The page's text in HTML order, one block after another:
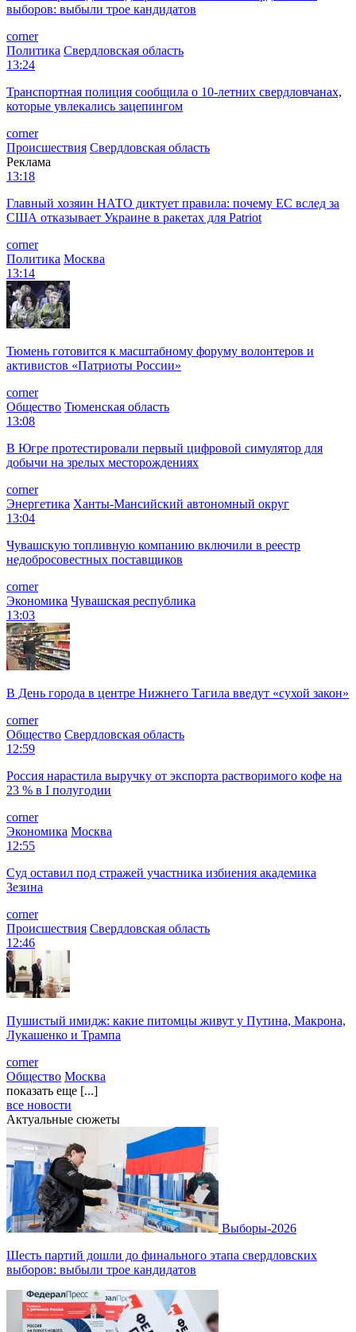
выборов: выбыли трое кандидатов
corner
Политика Свердловская область
13:24
Транспортная полиция сообщила о 10-летних свердловчанах,
которые увлекались зацепингом
corner
Происшествия Свердловская область
Реклама
13:18
Главный хозяин НАТО диктует правила: почему ЕС вслед за
США отказывает Украине в ракетах для Patriot
corner
Политика Москва
13:14
Тюмень готовится к масштабному форуму волонтеров и
активистов «Патриоты России»
corner
Общество Тюменская область
13:08
В Югре протестировали первый цифровой симулятор для
добычи на зрелых месторождениях
corner
Энергетика Ханты-Мансийский автономный округ
13:04
Чувашскую топливную компанию включили в реестр
недобросовестных поставщиков
corner
Экономика Чувашская республика
13:03
В День города в центре Нижнего Тагила введут «сухой закон»
corner
Общество Свердловская область
12:59
Россия нарастила выручку от экспорта растворимого кофе на
23 % в I полугодии
corner
Экономика Москва
12:55
Суд оставил под стражей участника избиения академика
Зезина
corner
Происшествия Свердловская область
12:46
Пушистый имидж: какие питомцы живут у Путина, Макрона,
Лукашенко и Трампа
corner
Общество Москва
показать еще [...]
все новости
Актуальные сюжеты
Выборы-2026
Шесть партий дошли до финального этапа свердловских
выборов: выбыли трое кандидатов